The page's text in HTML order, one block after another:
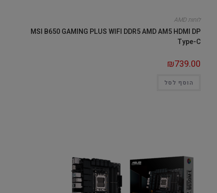
לוחות AMD
MSI B650 GAMING PLUS WIFI DDR5 AMD AM5 HDMI DP
Type-C
₪739.00
הוסף לסל